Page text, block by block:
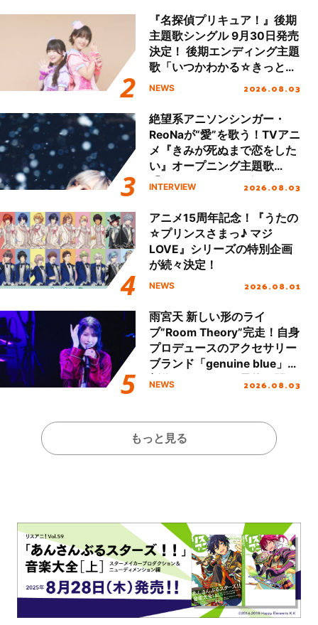
ート!!
『名探偵プリキュア！』後期
主題歌シングル 9月30日発売
決定！ 後期エンディング主題
歌「いつかわかる☆きっとあ
える」TVサイズ先行配信開
NEWS 2026.08.03
絶望系アニソンシンガー・
ReoNaが“愛”を歌う！TVアニ
メ『きみが死ぬまで恋をした
い』オープニング主題歌
「Amore」インタビュー
INTERVIEW 2026.08.03
アニメ15周年記念！『うたの
☆プリンスさまっ♪ マジ
LOVE』シリーズの特別企画
が続々決定！
NEWS 2026.08.01
雨宮天 新しい形のライ
ブ”Room Theory”完走！自身
プロデュースのアクセサリー
ブランド「genuine blue」の
新作アクセサリー予約も開
NEWS 2026.08.03
もっと見る